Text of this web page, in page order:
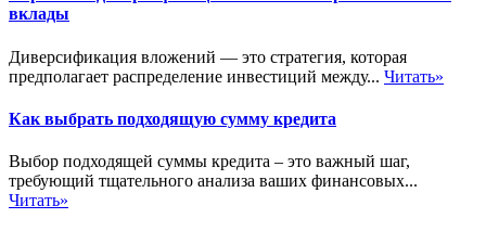
вклады
Диверсификация вложений — это стратегия, которая
предполагает распределение инвестиций между... Читать»
Как выбрать подходящую сумму кредита
Выбор подходящей суммы кредита – это важный шаг,
требующий тщательного анализа ваших финансовых...
Читать»